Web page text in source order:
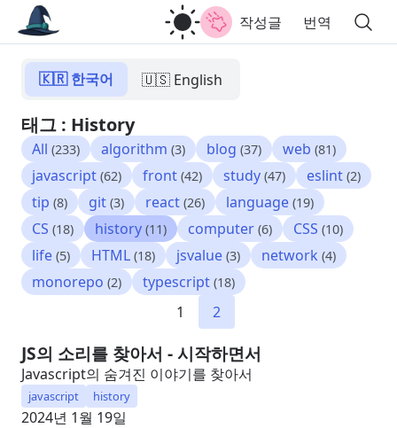
작성글 번역
🇰🇷 한국어 🇺🇸 English
태그 : History
All (233) algorithm (3) blog (37) web (81)
javascript (62) front (42) study (47) eslint (2)
tip (8) git (3) react (26) language (19)
CS (18) history (11) computer (6) CSS (10)
life (5) HTML (18) jsvalue (3) network (4)
monorepo (2) typescript (18)
1 2
JS의 소리를 찾아서 - 시작하면서
Javascript의 숨겨진 이야기를 찾아서
javascript history
2024년 1월 19일